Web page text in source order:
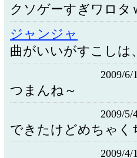
クソゲーすぎワロタ
ジャンジャ
曲がいいがすこしは
2009/6/
つまんね～
2009/5/
できたけどめちゃく
2009/4/